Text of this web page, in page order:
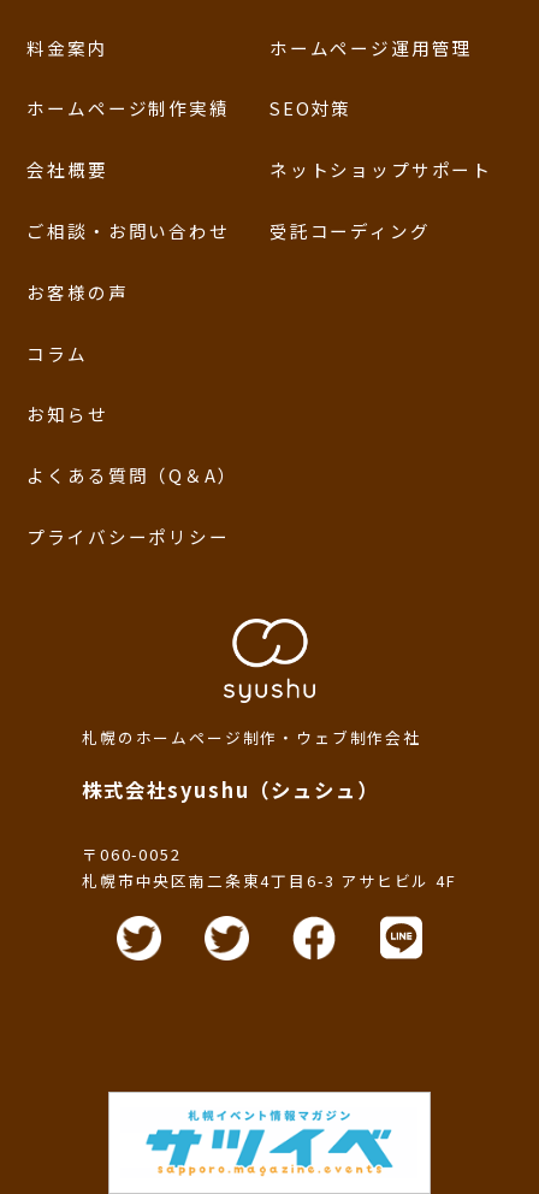
札幌のホームページ制作・ウェブ制作会社
株式会社syushu（シュシュ）
〒060-0052
札幌市中央区南二条東4丁目6-3 アサヒビル 4F
料金案内
ホームページ制作実績
会社概要
ご相談・お問い合わせ
ホームページ運用管理
SEO対策
ネットショップサポート
受託コーディング
お客様の声
コラム
お知らせ
よくある質問（Q＆A）
プライバシーポリシー